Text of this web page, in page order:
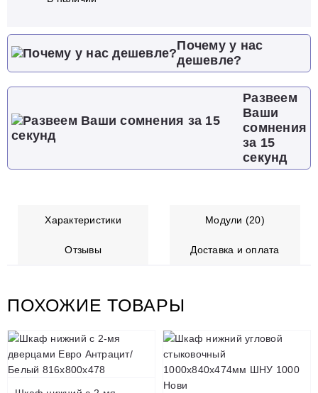
Почему у нас
дешевле?
Развеем
Ваши
сомнения
за 15
секунд
Характеристики Модули (20)
Отзывы Доставка и оплата
ПОХОЖИЕ ТОВАРЫ